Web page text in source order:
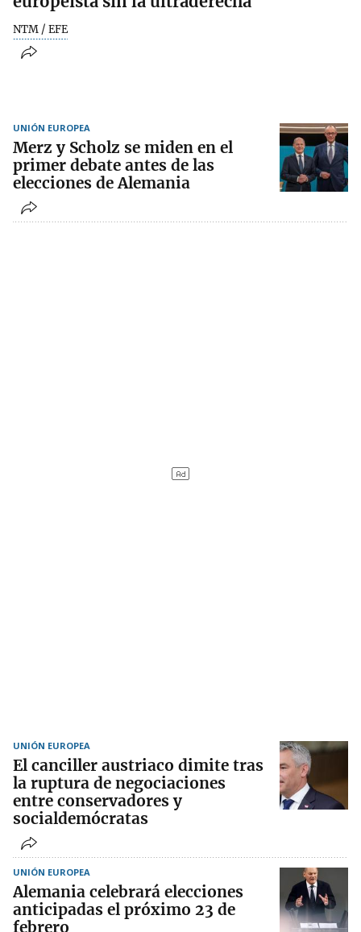
NTM / EFE
UNIÓN EUROPEA
Merz y Scholz se miden en el
primer debate antes de las
elecciones de Alemania
UNIÓN EUROPEA
El canciller austriaco dimite tras
la ruptura de negociaciones
entre conservadores y
socialdemócratas
UNIÓN EUROPEA
Alemania celebrará elecciones
anticipadas el próximo 23 de
febrero